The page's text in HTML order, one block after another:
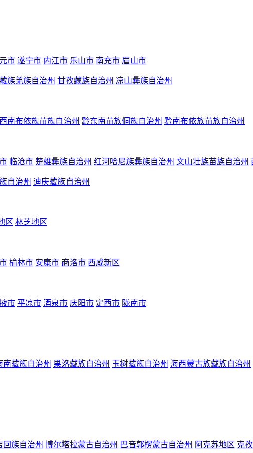
市 遂宁市 内江市 乐山市 南充市 眉山市
族羌族自治州 甘孜藏族自治州 凉山彝族自治州
南布依族苗族自治州 黔东南苗族侗族自治州 黔南布依族苗族自治州
临沧市 楚雄彝族自治州 红河哈尼族彝族自治州 文山壮族苗族自治州
自治州 迪庆藏族自治州
区 林芝地区
榆林市 安康市 商洛市 西咸新区
市 平凉市 酒泉市 庆阳市 定西市 陇南市
南藏族自治州 果洛藏族自治州 玉树藏族自治州 海西蒙古族藏族自治州
回族自治州 博尔塔拉蒙古自治州 巴音郭楞蒙古自治州 阿克苏地区 克